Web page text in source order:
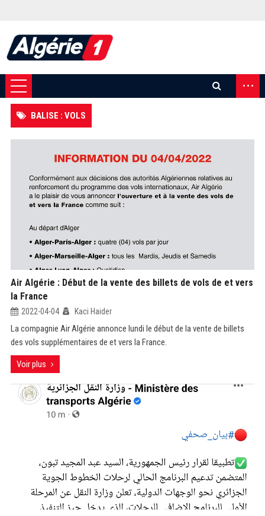
...
BALISE : VOLS
Air Algérie : Début de la vente des billets de vols de et vers
la France
2022-04-04 Kaci Haider
La compagnie Air Algérie annonce lundi le début de la vente de billets
des vols supplémentaires de et vers la France.
Voir plus